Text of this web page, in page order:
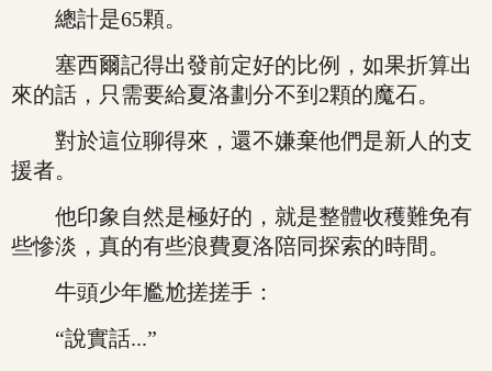
總計是65顆。
塞西爾記得出發前定好的比例，如果折算出
來的話，只需要給夏洛劃分不到2顆的魔石。
對於這位聊得來，還不嫌棄他們是新人的支
援者。
他印象自然是極好的，就是整體收穫難免有
些慘淡，真的有些浪費夏洛陪同探索的時間。
牛頭少年尷尬搓搓手：
“說實話...”